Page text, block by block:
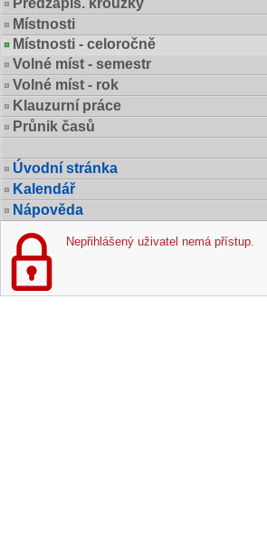
Předzápis. kroužky
Místnosti
Místnosti - celoročně
Volné míst - semestr
Volné míst - rok
Klauzurní práce
Průnik časů
Úvodní stránka
Kalendář
Nápověda
Nepřihlášený uživatel nemá přístup.